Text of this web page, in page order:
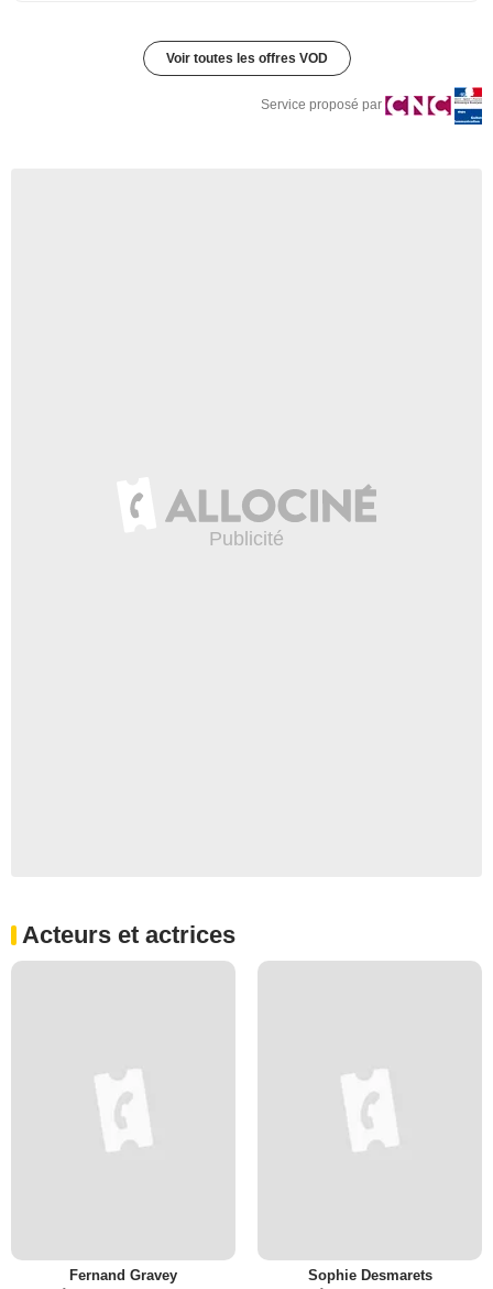
Voir toutes les offres VOD
Service proposé par
Acteurs et actrices
Fernand Gravey Sophie Desmarets